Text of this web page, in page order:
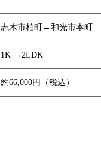
志木市柏町→和光市本町
1K →2LDK
約66,000円（税込）